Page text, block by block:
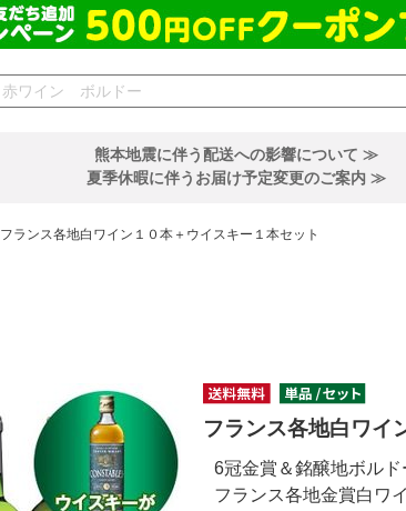
熊本地震に伴う配送への影響について ≫
夏季休暇に伴うお届け予定変更のご案内 ≫
フランス各地白ワイン１０本＋ウイスキー１本セット
フランス各地白ワイ
6冠金賞＆銘醸地ボル
フランス各地金賞白ワ